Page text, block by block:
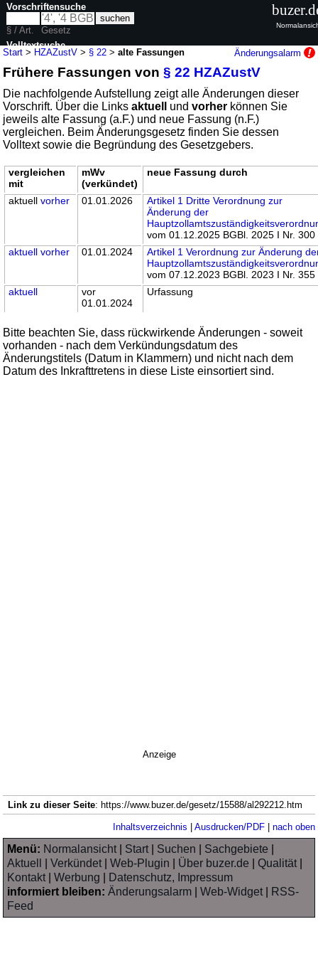
Start > HZAZustV > § 22 >alte Fassungen Änderungsalarm
Frühere Fassungen von§ 22 HZAZustV
Die nachfolgende Aufstellung zeigt alle Änderungen dieser
Vorschrift. Über die Linksaktuell undvorher können Sie
jeweils alte Fassung (a.F.) und neue Fassung (n.F.)
vergleichen. Beim Änderungsgesetz finden Sie dessen
Volltext sowie die Begründung des Gesetzgebers.
vergleichen
mit
mWv
(verkündet)
neue Fassung durch
aktuellvorher 01.01.2026
Artikel 1 Dritte Verordnung zur
Änderung der
vom 01.12.2025 BGBl. 2025 I Nr. 300
aktuell vorher 01.01.2024
Artikel 1 Verordnung zur Änderung
vom 07.12.2023 BGBl. 2023 I Nr. 355
aktuell
vor
01.01.2024
Urfassung
Bitte beachten Sie, dass rückwirkende Änderungen - soweit
vorhanden - nach dem Verkündungsdatum des
Änderungstitels (Datum in Klammern) und nicht nach dem
Datum des Inkrafttretens in diese Liste einsortiert sind.
Vorschriftensuche
§ / Art.
Gesetz
Volltextsuche
nur in HZAZustV
Anzeige
Link zu dieser Seite: https://www.buzer.de/gesetz/15588/al292212.htm
Inhaltsverzeichnis | Ausdrucken/PDF| nach oben
Menü: Normalansicht| Start| Suchen Sachgebiete
Aktuell
|Verkündet|Web-Plugin Über buzer.de |Qualität|
Kontakt|Werbung
Datenschutz, Impressum
informiert bleiben: Änderungsalarm |Web-Widget|
RSS-
Feed